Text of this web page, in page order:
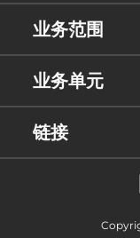
业务范围
业务单元
链接